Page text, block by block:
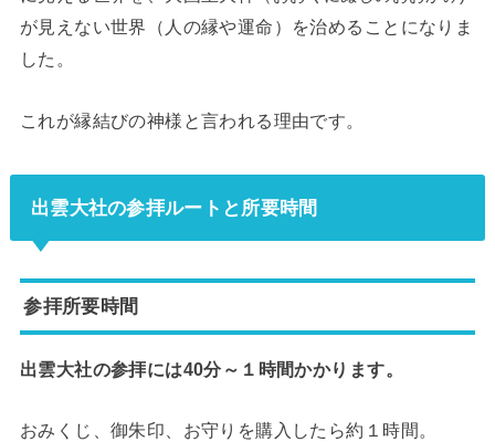
が見えない世界（人の縁や運命）を治めることになりま
した。
これが縁結びの神様と言われる理由です。
出雲大社の参拝ルートと所要時間
参拝所要時間
出雲大社の参拝には40分～１時間かかります。
おみくじ、御朱印、お守りを購入したら約１時間。